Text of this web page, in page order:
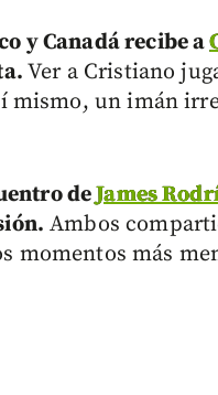
y Canadá recibe a
Ver a Cristiano
mismo, un imán
deJames
Ambos
momentos más